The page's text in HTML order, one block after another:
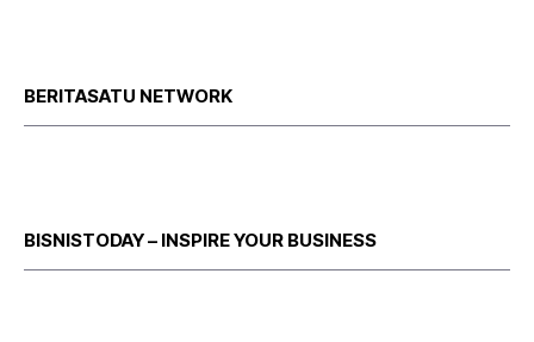
BERITASATU NETWORK
BISNISTODAY – INSPIRE YOUR BUSINESS